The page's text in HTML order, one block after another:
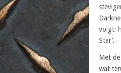
volgt:
Star’.
Met
wat